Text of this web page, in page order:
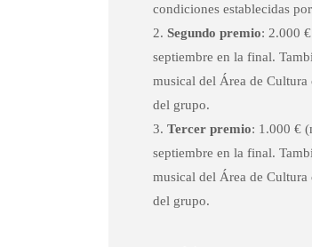
condiciones establecidas
Segundo premio: 2.000
septiembre en la final.
musical del Área de
del grupo.
Tercer premio: 1.000 €
septiembre en la final.
musical del Área de
del grupo.